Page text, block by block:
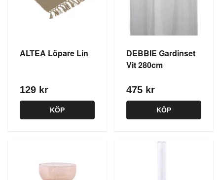
ALTEA Löpare Lin
129 kr
KÖP
DEBBIE Gardinset
Vit 280cm
475 kr
KÖP